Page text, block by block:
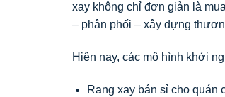
xay không chỉ đơn giản là
– phân phối – xây dựng
Hiện nay, các mô hình khởi
Rang xay bán sỉ cho quán